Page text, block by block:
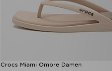
Crocs Miami Ombre Damen